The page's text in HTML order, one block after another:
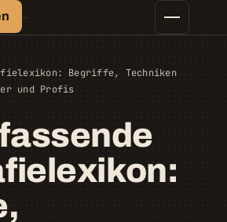
Begriffe, Techniken
und Profis